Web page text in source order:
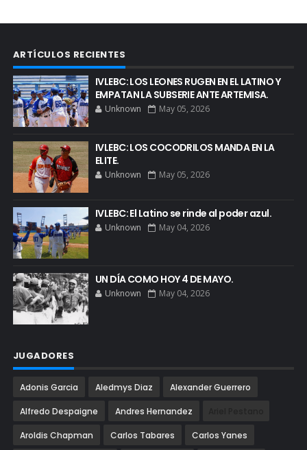
ARTÍCULOS RECIENTES
IVLEBC: LOS LEONES RUGEN EN EL LATINO Y
EMPATAN LA SUBSERIE ANTE ARTEMISA.
Unknown May 05, 2026
IVLEBC: LOS COCODRILOS MANDA EN LA
ELITE.
Unknown May 05, 2026
IVLEBC: El Latino se rinde al poder azul.
Unknown May 04, 2026
UN DÍA COMO HOY 4 DE MAYO.
Unknown May 04, 2026
JUGADORES
Adonis Garcia Aledmys Diaz Alexander Guerrero
Alfredo Despaigne Andres Hernandez
Aroldis Chapman Carlos Tabares Carlos Yanes